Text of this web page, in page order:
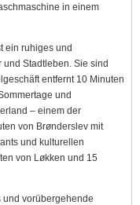
in einem
ein ruhiges und
Stadtleben. Sie sind
entfernt 10 Minuten
und
– einem der
von Brønderslev mit
und kulturellen
von Løkken und 15
und vorübergehende